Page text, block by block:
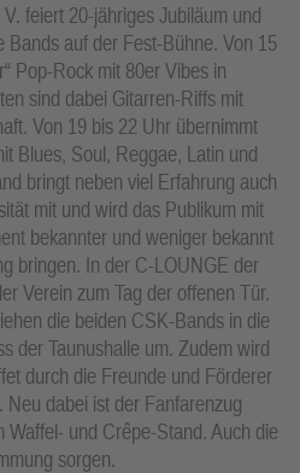
feiert 20-jähriges Jubiläum und
Bands auf der Fest-Bühne. Von 15
Pop-Rock mit 80er Vibes in
sind dabei Gitarren-Riffs mit
Von 19 bis 22 Uhr übernimmt
Blues, Soul, Reggae, Latin und
bringt neben viel Erfahrung auch
mit und wird das Publikum mit
bekannter und weniger bekannt
bringen. In der C-LOUNGE der
Verein zum Tag der offenen Tür.
die beiden CSK-Bands in die
der Taunushalle um. Zudem wird
durch die Freunde und Förderer
dabei ist der Fanfarenzug
Waffel- und Crêpe-Stand. Auch die
sorgen.